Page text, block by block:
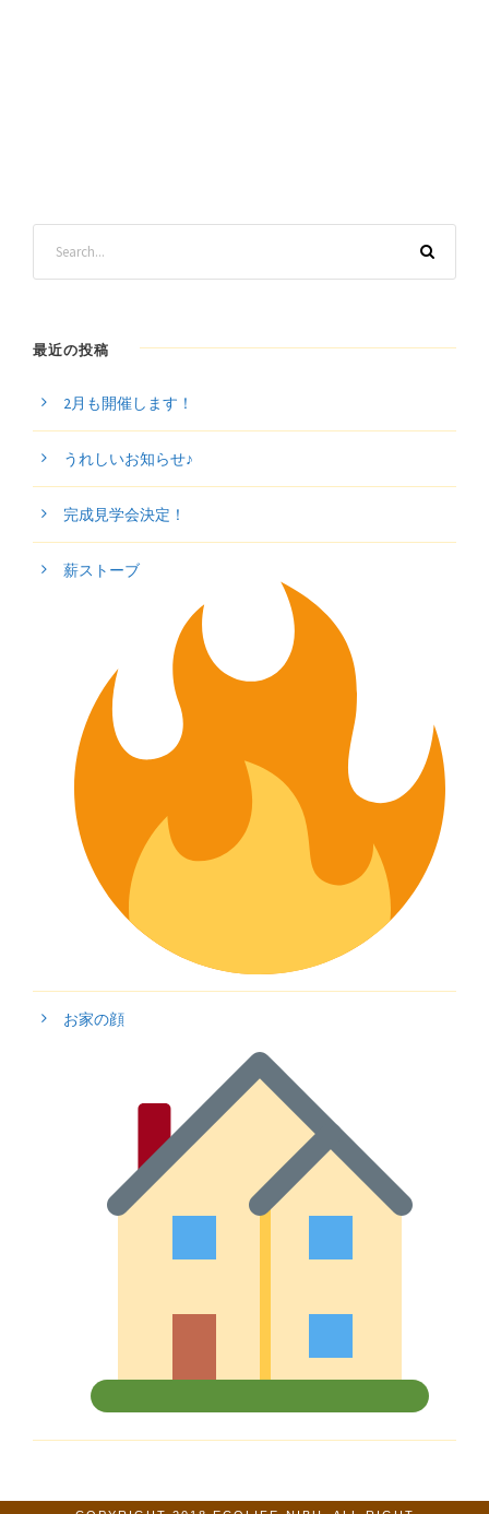
最近の投稿
2月も開催します！
うれしいお知らせ♪
完成見学会決定！
薪ストーブ
お家の顔